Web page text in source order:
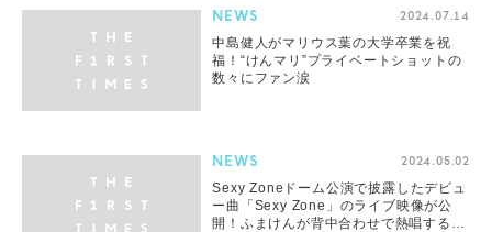
NEWS 2024.07.14
中島健人がマリウス葉の大学卒業を祝
福！“けんマリ”プライベートショットの
数々にファン涙
NEWS 2024.05.02
Sexy Zoneドーム公演で披露したデビュ
ー曲「Sexy Zone」のライブ映像が公
開！ふまけんが背中合わせで熱唱するシ